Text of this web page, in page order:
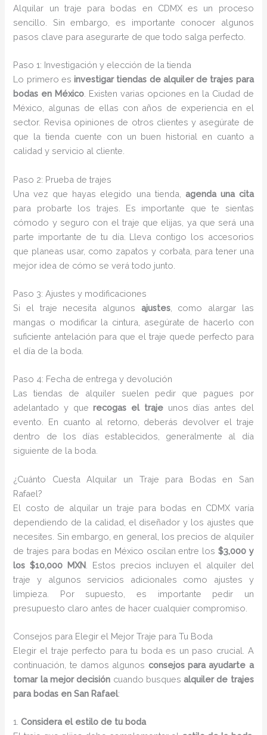
Alquilar un traje para bodas en CDMX es un proceso
sencillo. Sin embargo, es importante conocer algunos
pasos clave para asegurarte de que todo salga perfecto.
Paso 1: Investigación y elección de la tienda
Lo primero esinvestigar tiendas de alquiler de trajes para
bodas en México . Existen varias opciones en la Ciudad de
México, algunas de ellas con años de experiencia en el
sector. Revisa opiniones de otros clientes y asegúrate de
que la tienda cuente con un buen historial en cuanto a
calidad y servicio al cliente.
Paso 2: Prueba de trajes
Una vez que hayas elegido una tienda, agenda una cita
para probarte los trajes. Es importante que te sientas
cómodo y seguro con el traje que elijas, ya que será una
parte importante de tu día. Lleva contigo los accesorios
que planeas usar, como zapatos y corbata, para tener una
mejor idea de cómo se verá todo junto.
Paso 3: Ajustes y modificaciones
Si el traje necesita algunos ajustes, como alargar las
mangas o modificar la cintura, asegúrate de hacerlo con
suficiente antelación para que el traje quede perfecto para
el día de la boda.
Paso 4: Fecha de entrega y devolución
Las tiendas de alquiler suelen pedir que pagues por
adelantado y querecogas el trajeunos días antes del
evento. En cuanto al retorno, deberás devolver el traje
dentro de los días establecidos, generalmente al día
siguiente de la boda.
¿Cuánto Cuesta Alquilar un Traje para Bodas en San
Rafael?
El costo de alquilar un traje para bodas en CDMX varía
dependiendo de la calidad, el diseñador y los ajustes que
necesites. Sin embargo, en general, los precios de alquiler
de trajes para bodas en México oscilan entre los $3,000 y
los $10,000 MXN. Estos precios incluyen el alquiler del
traje y algunos servicios adicionales como ajustes y
limpieza. Por supuesto, es importante pedir un
presupuesto claro antes de hacer cualquier compromiso.
Consejos para Elegir el Mejor Traje para Tu Boda
Elegir el traje perfecto para tu boda es un paso crucial. A
continuación, te damos algunos consejos para ayudarte a
tomar la mejor decisión cuando busquesalquiler de trajes
para bodas en San Rafael:
1.Considera el estilo de tu boda